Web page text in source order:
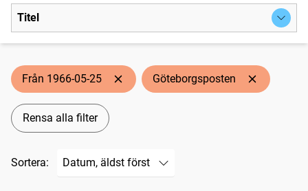
Titel
Från 1966-05-25 Göteborgsposten
Rensa alla filter
Sortera: